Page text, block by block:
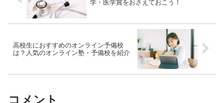
学・医学賞をおさえておこう！
高校生におすすめのオンライン予備校
は？人気のオンライン塾・予備校を紹介
コメント